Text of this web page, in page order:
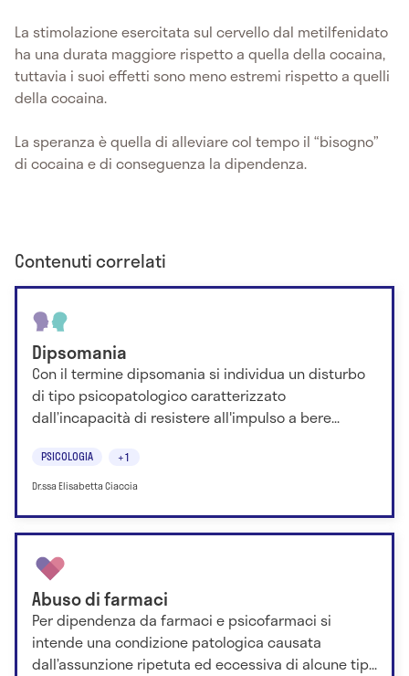
La stimolazione esercitata sul cervello dal metilfenidato
ha una durata maggiore rispetto a quella della cocaina,
tuttavia i suoi effetti sono meno estremi rispetto a quelli
della cocaina.
La speranza è quella di alleviare col tempo il “bisogno”
di cocaina e di conseguenza la dipendenza.
Contenuti correlati
Dipsomania
Con il termine dipsomania si individua un disturbo
di tipo psicopatologico caratterizzato
dall’incapacità di resistere all'impulso a bere...
PSICOLOGIA +1
Dr.ssa Elisabetta Ciaccia
Abuso di farmaci
Per dipendenza da farmaci e psicofarmaci si
intende una condizione patologica causata
dall’assunzione ripetuta ed eccessiva di alcune tip...